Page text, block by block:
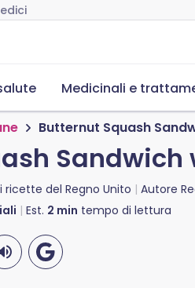
Medicinali e
Butternut Squash
Sandwich
ricette del Regno Unito Autore
Est. 2 min tempo di lettura